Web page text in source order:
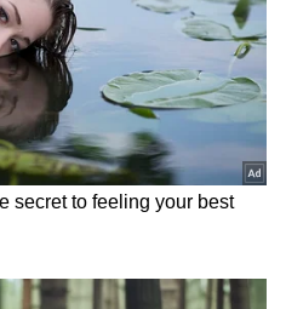
விஜயும்
விஜய் மீது